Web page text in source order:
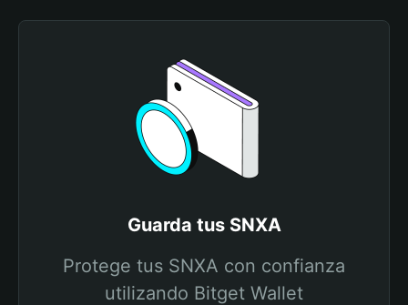
Guarda tus SNXA
Protege tus SNXA con confianza
utilizando Bitget Wallet